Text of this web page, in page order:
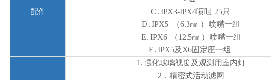
配件
C . IPX3-IPX4喷咀 25只
D . IPX5 （6.3㎜ ） 喷嘴一组
E . IPX6 （12.5㎜ ） 喷嘴一组
F . IPX5及X6固定座一组
1. 强化玻璃视窗及观测用室内灯
2．精密式活动滤网